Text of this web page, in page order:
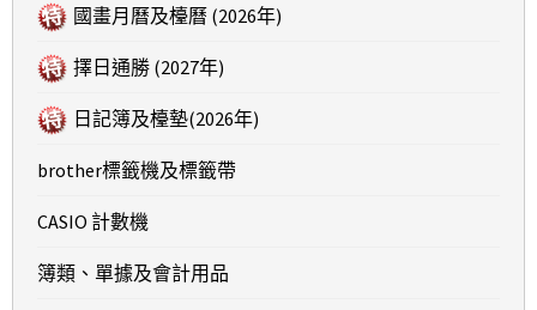
國畫月曆及檯曆 (2026年)
擇日通勝 (2027年)
日記簿及檯墊(2026年)
brother標籤機及標籤帶
CASIO 計數機
簿類、單據及會計用品